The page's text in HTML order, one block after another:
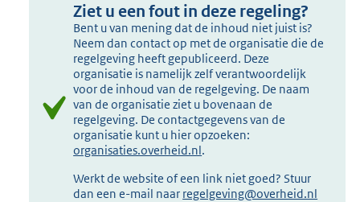
Ziet u een fout in deze regeling?
Bent u van mening dat de inhoud niet juist is?
Neem dan contact op met de organisatie die de
regelgeving heeft gepubliceerd. Deze
organisatie is namelijk zelf verantwoordelijk
voor de inhoud van de regelgeving. De naam
van de organisatie ziet u bovenaan de
regelgeving. De contactgegevens van de
organisatie kunt u hier opzoeken:
organisaties.overheid.nl.
Werkt de website of een link niet goed? Stuur
dan een e-mail naar regelgeving@overheid.nl